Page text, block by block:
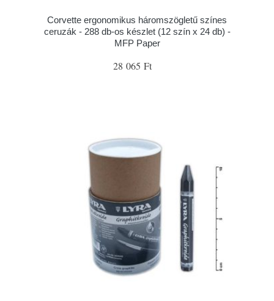
Corvette ergonomikus háromszögletű színes
ceruzák - 288 db-os készlet (12 szín x 24 db) -
MFP Paper
28 065 Ft